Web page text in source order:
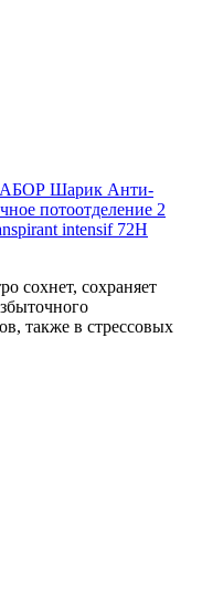
Шарик Анти-
потоотделение 2
intensif 72H
сохнет, сохраняет
также в стрессовых